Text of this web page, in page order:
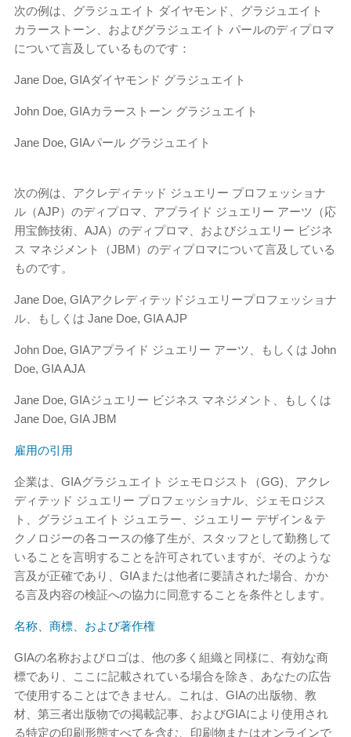
次の例は、グラジュエイト ダイヤモンド、グラジュエイト
カラーストーン、およびグラジュエイト パールのディプロマ
について言及しているものです：
Jane Doe, GIAダイヤモンド グラジュエイト
John Doe, GIAカラーストーン グラジュエイト
Jane Doe, GIAパール グラジュエイト
次の例は、アクレディテッド ジュエリー プロフェッショナ
ル（AJP）のディプロマ、アプライド ジュエリー アーツ（応
用宝飾技術、AJA）のディプロマ、およびジュエリー ビジネ
ス マネジメント（JBM）のディプロマについて言及している
ものです。
Jane Doe, GIAアクレディテッドジュエリープロフェッショナ
ル、もしくは Jane Doe, GIA AJP
John Doe, GIAアプライド ジュエリー アーツ、もしくは John
Doe, GIA AJA
Jane Doe, GIAジュエリー ビジネス マネジメント、もしくは
Jane Doe, GIA JBM
雇用の引用
企業は、GIAグラジュエイト ジェモロジスト（GG)、アクレ
ディテッド ジュエリー プロフェッショナル、ジェモロジス
ト、グラジュエイト ジュエラー、ジュエリー デザイン＆テ
クノロジーの各コースの修了生が、スタッフとして勤務して
いることを言明することを許可されていますが、そのような
言及が正確であり、GIAまたは他者に要請された場合、かか
る言及内容の検証への協力に同意することを条件とします。
名称、商標、および著作権
GIAの名称およびロゴは、他の多く組織と同様に、有効な商
標であり、ここに記載されている場合を除き、あなたの広告
で使用することはできません。これは、GIAの出版物、教
材、第三者出版物での掲載記事、およびGIAにより使用され
る特定の印刷形態すべてを含む、印刷物またはオンラインで